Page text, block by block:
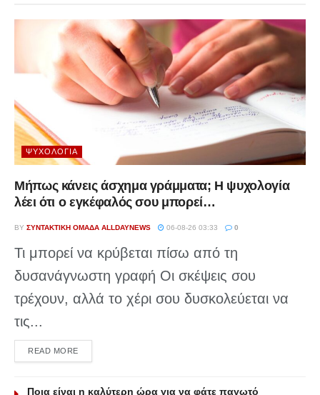
ΨΥΧΟΛΟΓΊΑ
Μήπως κάνεις άσχημα γράμματα; Η ψυχολογία
λέει ότι ο εγκέφαλός σου μπορεί…
BY ΣΥΝΤΑΚΤΙΚΉ ΟΜΆΔΑ ALLDAYNEWS 06-08-26 03:33 0
Τι μπορεί να κρύβεται πίσω από τη
δυσανάγνωστη γραφή Οι σκέψεις σου
τρέχουν, αλλά το χέρι σου δυσκολεύεται να
τις...
READ MOREDETAILS
Ποια είναι η καλύτερη ώρα για να φάτε παγωτό